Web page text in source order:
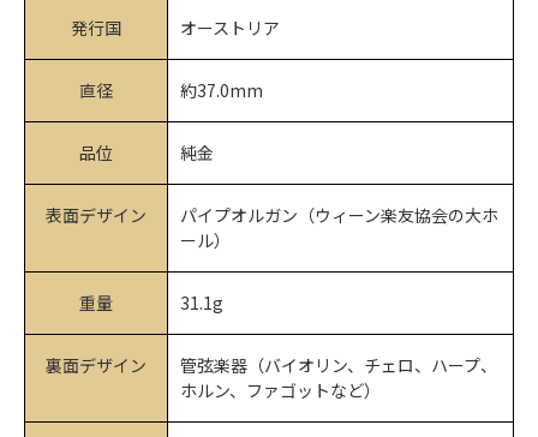
発行国 オーストリア
直径 約37.0mm
品位 純金
表面デザイン
パイプオルガン（ウィーン楽友協会の大ホ
ール）
重量 31.1g
裏面デザイン
管弦楽器（バイオリン、チェロ、ハープ、
ホルン、ファゴットなど）